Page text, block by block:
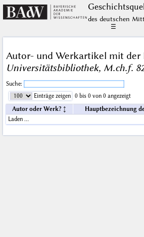
des deutschen
☰
Autor- und Werkartikel mit der
Universitätsbibliothek, M.ch.f.
Suche:
Einträge zeigen
0 bis 0 von 0 angezeigt
Autor oder Werk?
Hauptbezeichnung
Laden …